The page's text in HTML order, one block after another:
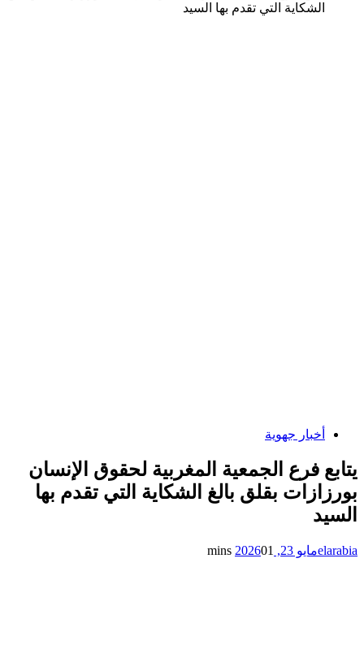
الشكاية التي تقدم بها السيد
أخبار جهوية
يتابع فرع الجمعية المغربية لحقوق الإنسان
بورزازات بقلق بالغ الشكاية التي تقدم بها
السيد
elarabiaمايو 23, 2026 01 mins